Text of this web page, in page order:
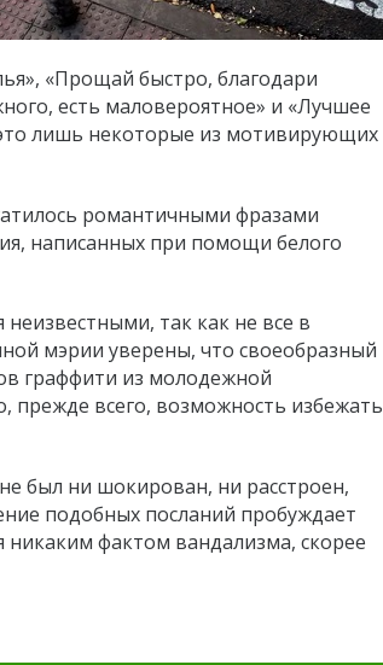
«Прощай быстро, благодари
есть маловероятное» и «Лучшее
лишь некоторые из мотивирующих
романтичными фразами
написанных при помощи белого
так как не все в
мэрии уверены, что своеобразный
граффити из молодежной
прежде всего, возможность избежать
был ни шокирован, ни расстроен,
подобных посланий пробуждает
фактом вандализма, скорее